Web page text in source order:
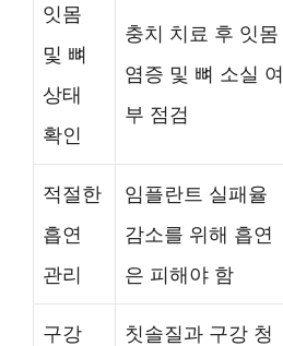
잇몸
및 뼈
상태
확인
충치 치료 후 잇몸
염증 및 뼈 소실 여
부 점검
적절한
흡연
관리
임플란트 실패율
감소를 위해 흡연
은 피해야 함
구강
칫솔질과 구강 청